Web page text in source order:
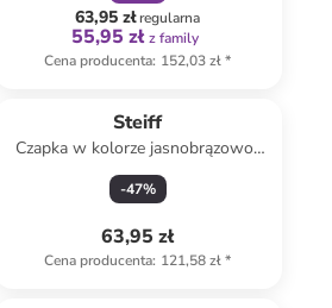
63,95 złregularna
55,95 zł z family
Cena producenta: 152,03 zł*
Steiff
Czapka w kolorze jasnobrązowo-
kremowym
-47%
63,95 zł
Cena producenta: 121,58 zł*